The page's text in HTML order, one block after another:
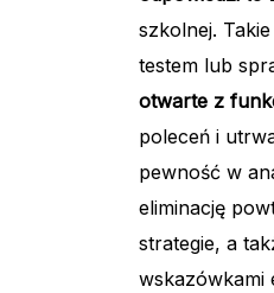
szkolnej.
testem lub
otwarte z
poleceń i
pewność w
eliminację
strategie, a
wskazówkami